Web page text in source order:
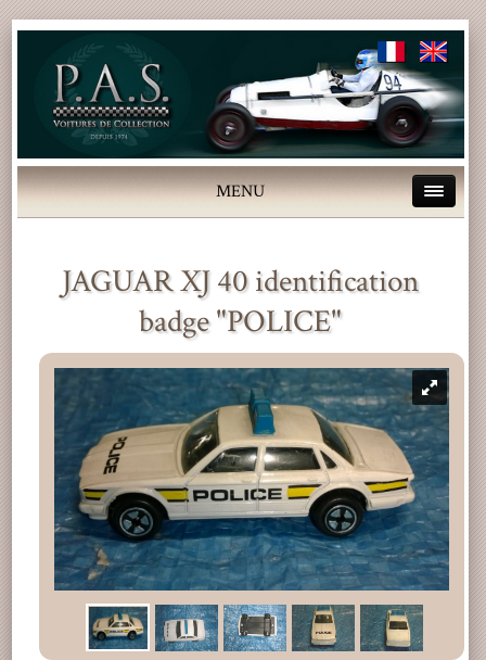
MENU
JAGUAR XJ 40 identification
badge "POLICE"